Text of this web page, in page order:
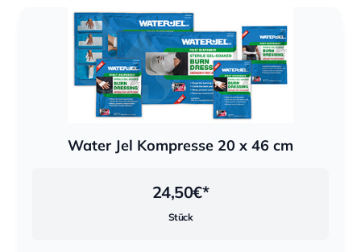
Water Jel Kompresse 20 x 46 cm
24,50€*
Stück